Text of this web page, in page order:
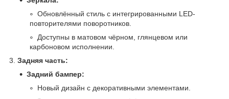
Обновлённый стиль с интегрированными LED-
повторителями поворотников.
Доступны в матовом чёрном, глянцевом или
карбоновом исполнении.
3. Задняя часть:
Задний бампер:
Новый дизайн с декоративными элементами.